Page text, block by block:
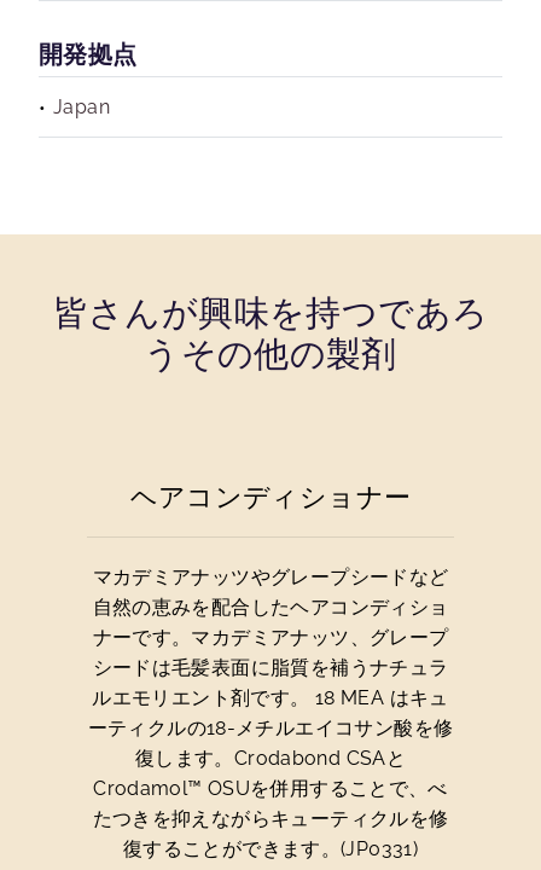
開発拠点
Japan
皆さんが興味を持つであろ
うその他の製剤
ヘアコンディショナー
マカデミアナッツやグレープシードなど
自然の恵みを配合したヘアコンディショ
ナーです。マカデミアナッツ、グレープ
シードは毛髪表面に脂質を補うナチュラ
ルエモリエント剤です。 18 MEA はキュ
ーティクルの18-メチルエイコサン酸を修
復します。Crodabond CSAと
Crodamol™ OSUを併用することで、べ
たつきを抑えながらキューティクルを修
復することができます。(JP0331)